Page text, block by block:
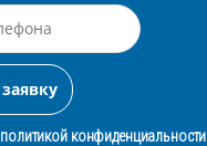
политикой конфиденциальности